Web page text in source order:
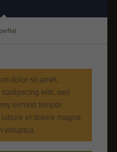
dolor sit amet,
elitr, sed
eirmod tempor
et dolore magna
voluptua.